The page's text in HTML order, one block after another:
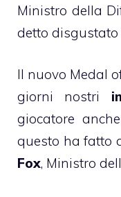
Ministro della
detto disgustato
Il nuovo Medal
giorni nostri
giocatore
questo ha fatto
Fox, Ministro